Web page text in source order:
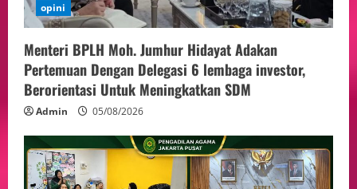
opini
Menteri BPLH Moh. Jumhur Hidayat Adakan
Pertemuan Dengan Delegasi 6 lembaga investor,
Berorientasi Untuk Meningkatkan SDM
Admin 05/08/2026